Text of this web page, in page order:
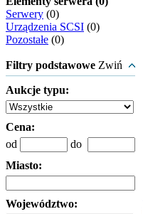
Serwery (0)
Urządzenia SCSI (0)
Pozostałe (0)
Filtry podstawowe Zwiń
Aukcje typu:
Cena:
od
do
Miasto:
Województwo: